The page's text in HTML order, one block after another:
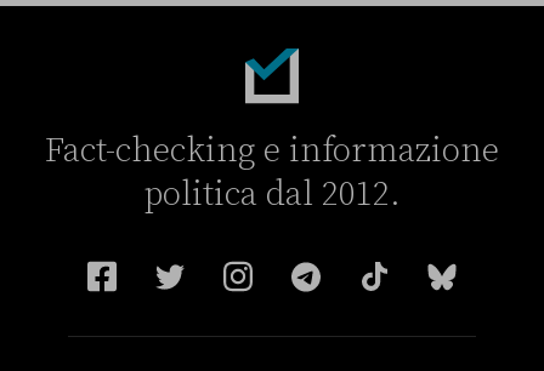
Fact-checking e informazione
politica dal 2012.